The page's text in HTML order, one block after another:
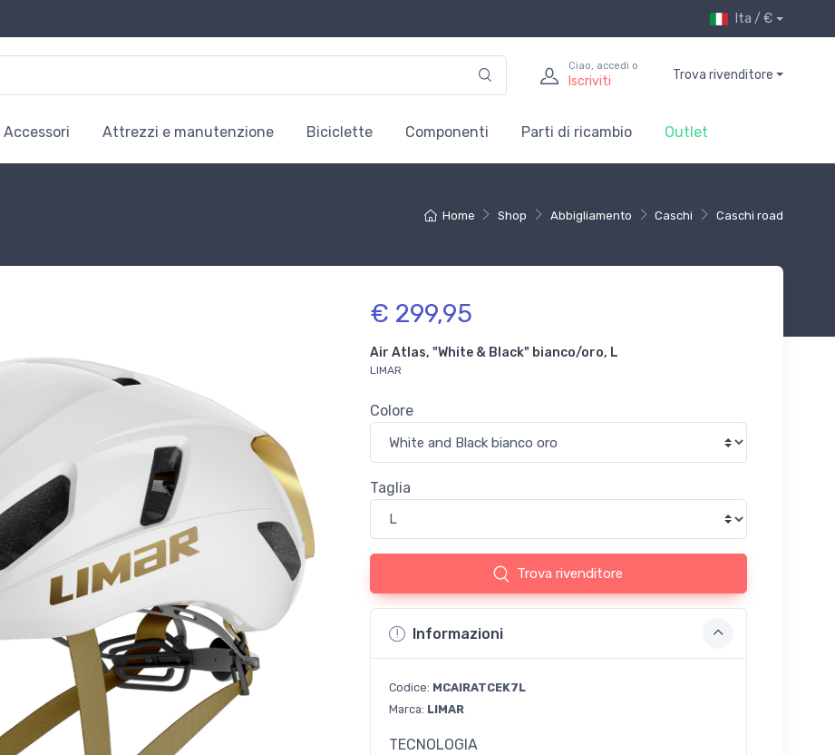
Ita / €
Ciao, accedi o
Iscriviti Trova rivenditore
Accessori Attrezzi e manutenzione Biciclette Componenti Parti di ricambio Outlet
Home Shop Abbigliamento Caschi Caschi road
€ 299,95
Air Atlas, "White & Black" bianco/oro, L
LIMAR
Colore
Taglia
Trova rivenditore
Informazioni
Codice: MCAIRATCEK7L
Marca: LIMAR
TECNOLOGIA